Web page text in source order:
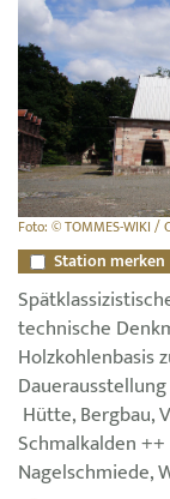
Foto: © TOMMES-WIKI /
Station merken
technische
Holzkohlenbasis
Hütte, Bergbau,
Schmalkalden
Nagelschmiede,